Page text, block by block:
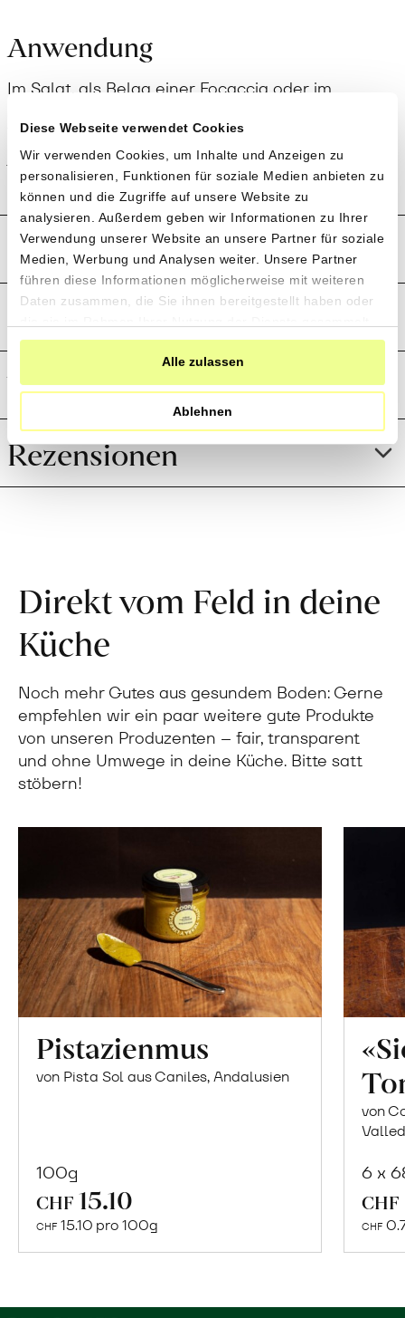
Diese Webseite verwendet Cookies
Wir verwenden Cookies, um Inhalte und Anzeigen zu
personalisieren, Funktionen für soziale Medien anbieten zu
können und die Zugriffe auf unsere Website zu
analysieren. Außerdem geben wir Informationen zu Ihrer
Verwendung unserer Website an unsere Partner für soziale
Medien, Werbung und Analysen weiter. Unsere Partner
führen diese Informationen möglicherweise mit weiteren
Daten zusammen, die Sie ihnen bereitgestellt haben oder
haben.
Alle zulassen
Ablehnen
Anwendung
Im Salat, als Belag einer Focaccia oder im
Tomaten sind vielseitig einsetzbar und verleihen
jedem Gericht etwas Farbe.
Produktion und Anbau
Preistransparenz
Weitere Informationen
Rezensionen
Direkt vom Feld in deine
Küche
Noch mehr Gutes aus gesundem Boden: Gerne
empfehlen wir ein paar weitere gute Produkte
von unseren Produzenten – fair, transparent
und ohne Umwege in deine Küche. Bitte satt
stöbern!
Pistazienmus
von Pista Sol aus Caniles, Andalusien
100g
CHF 15.10
CHF 15.10 pro 100gWarenkorb
von
6 x
CHF
CHF